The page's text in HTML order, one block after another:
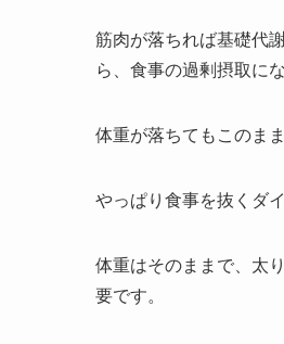
筋肉が落ちれば基礎代
ら、食事の過剰摂取に
体重が落ちてもこのま
やっぱり食事を抜くダ
体重はそのままで、太
要です。